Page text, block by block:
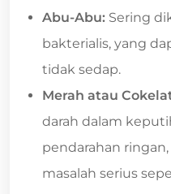
Abu-Abu: Sering
bakterialis, yang
tidak sedap.
Merah atau
darah dalam
pendarahan
masalah serius